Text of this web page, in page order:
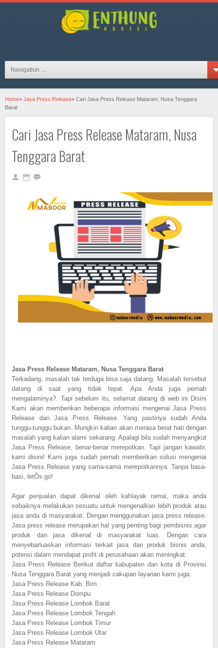
Navigation ...
Home» Jasa Press Release» Cari Jasa Press Release Mataram, Nusa Tenggara
Barat
Cari Jasa Press Release Mataram, Nusa
Tenggara Barat
Jasa Press Release Mataram, Nusa Tenggara Barat
Terkadang, masalah tak terduga bisa saja datang. Masalah tersebut
datang di saat yang tidak tepat. Apa Anda juga pernah
mengalaminya?. Tapi sebelum itu, selamat datang di web ini Disini
Kami akan memberikan beberapa informasi mengenai Jasa Press
Release dan Jasa Press Release. Yang pastinya sudah Anda
tunggu-tunggu bukan. Mungkin kalian akan merasa berat hati dengan
masalah yang kalian alami sekarang. Apalagi bila sudah menyangkut
Jasa Press Release, benar-benar merepotkan. Tapi jangan kawatir,
kami disini! Kami juga sudah pernah memberikan solusi mengenai
Jasa Press Release yang sama-sama merepotkannya. Tanpa basa-
basi, letÕs go!
Agar penjualan dapat dikenal oleh kahlayak ramai, maka anda
sebaiknya melakukan sesuatu untuk mengenalkan lebih produk atau
jasa anda di masyarakat. Dengan menggunakan jasa press release.
Jasa press release merupakan hal yang penting bagi pembisnis agar
produk dan jasa dikenal di masyarakat luas. Dengan cara
menyebarluaskan informasi terkait jasa dan produk bisnis anda,
potensi dalam mendapat profit di perusahaan akan meningkat.
Jasa Press Release Berikut daftar kabupaten dan kota di Provinsi
Nusa Tenggara Barat yang menjadi cakupan layanan kami juga:
Jasa Press Release Kab. Bim
Jasa Press Release Dompu
Jasa Press Release Lombok Barat
Jasa Press Release Lombok Tengah
Jasa Press Release Lombok Timur
Jasa Press Release Lombok Utar
Jasa Press Release Mataram